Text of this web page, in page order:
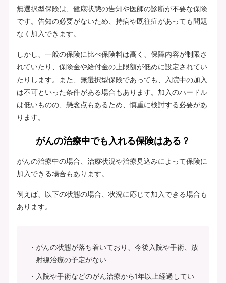
無選択型保険は、健康状態の告知や医師の診断が不要な保険
です。告知の必要がないため、持病や既往症があっても問題
なく加入できます。
しかし、一般の保険に比べ保険料は高く、保障内容が制限さ
れていたり、保険金や給付金の上限額が低めに設定されてい
たりします。また、無選択型保険であっても、入院中の加入
は不可といった条件がある場合もあります。加入のハードル
は低いものの、懸念点もあるため、慎重に検討する必要があ
ります。
がんの治療中でも入れる保険はある？
がんの治療中の場合、治療状況や治療見込みによって保険に
加入できる場合もあります。
例えば、以下の状態の場合、状況に応じて加入できる場合も
あります。
がんの状態が落ち着いており、今後入院や手術、放
射線治療の予定がない
入院や手術などのがん治療から1年以上経過してい